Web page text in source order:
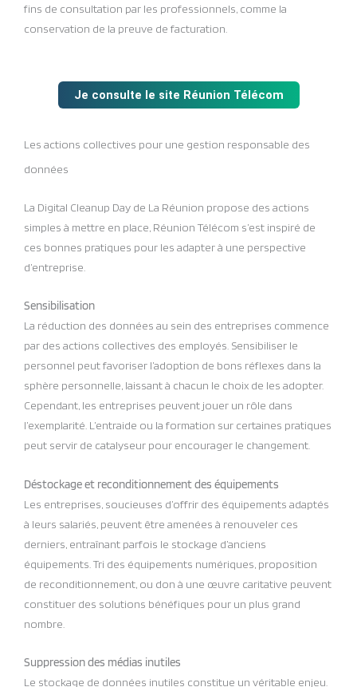
fins de consultation par les professionnels, comme la
conservation de la preuve de facturation.
Je consulte le site Réunion Télécom
Les actions collectives pour une gestion responsable des
données
La Digital Cleanup Day de La Réunion propose des actions
simples à mettre en place, Réunion Télécom s’est inspiré de
ces bonnes pratiques pour les adapter à une perspective
d’entreprise.
Sensibilisation
La réduction des données au sein des entreprises commence
par des actions collectives des employés. Sensibiliser le
personnel peut favoriser l’adoption de bons réflexes dans la
sphère personnelle, laissant à chacun le choix de les adopter.
Cependant, les entreprises peuvent jouer un rôle dans
l’exemplarité. L’entraide ou la formation sur certaines pratiques
peut servir de catalyseur pour encourager le changement.
Déstockage et reconditionnement des équipements
Les entreprises, soucieuses d’offrir des équipements adaptés
à leurs salariés, peuvent être amenées à renouveler ces
derniers, entraînant parfois le stockage d’anciens
équipements. Tri des équipements numériques, proposition
de reconditionnement, ou don à une œuvre caritative peuvent
constituer des solutions bénéfiques pour un plus grand
nombre.
Suppression des médias inutiles
Le stockage de données inutiles constitue un véritable enjeu.